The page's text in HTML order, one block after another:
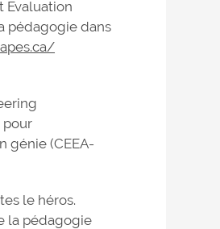
Evaluation
pédagogie dans
pour
génie (CEEA-
le héros.
la pédagogie